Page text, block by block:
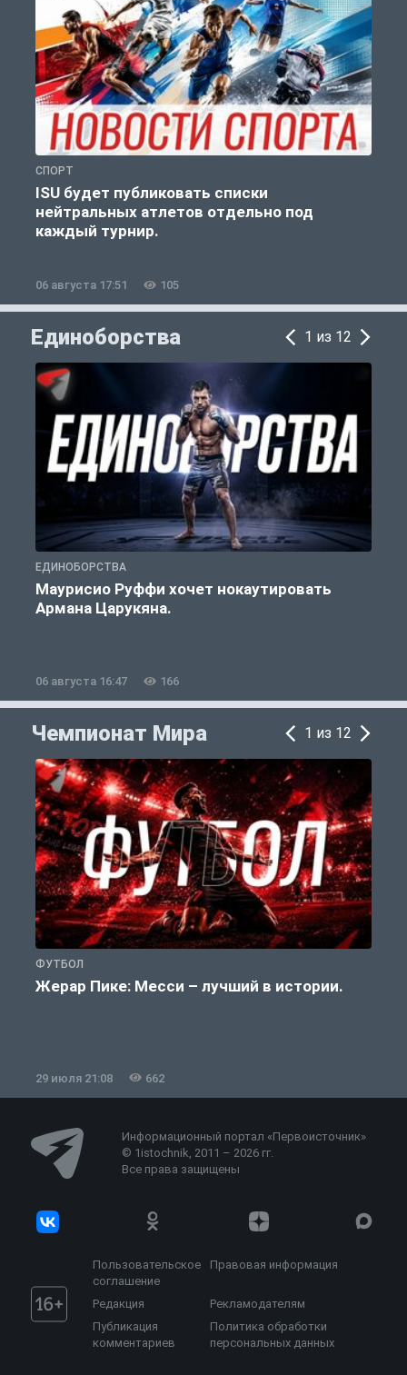
СПОРТ
ISU будет публиковать списки
нейтральных атлетов отдельно под
каждый турнир.
06 августа 17:51 105
Единоборства 1 из 12
ЕДИНОБОРСТВА
Маурисио Руффи хочет нокаутировать
Армана Царукяна.
06 августа 16:47 166
Чемпионат Мира 1 из 12
ФУТБОЛ
Жерар Пике: Месси – лучший в истории.
29 июля 21:08 662
Информационный портал «Первоисточник»
© 1istochnik, 2011 – 2026 гг.
Все права защищены
Пользовательское
соглашение
Правовая информация
Редакция
Рекламодателям
Публикация
комментариев
Политика обработки
персональных данных